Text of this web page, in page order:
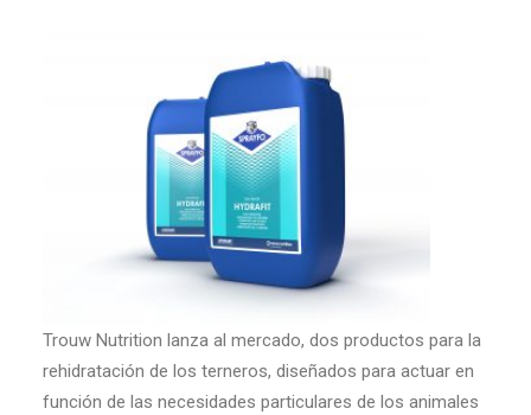
Trouw Nutrition lanza al mercado, dos productos para la
rehidratación de los terneros, diseñados para actuar en
función de las necesidades particulares de los animales